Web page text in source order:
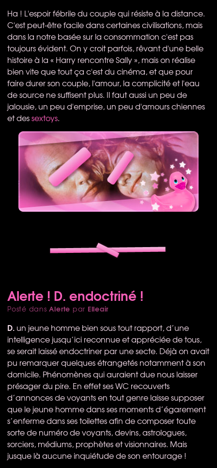
Ha ! L'espoir fébrile du couple qui résiste à la distance.
C'est peut-être facile dans certaines civilisations, mais
dans la notre basée sur la consommation c'est pas
toujours évident. On y croit parfois, rêvant d'une belle
histoire à la « Harry rencontre Sally », mais on réalise
bien vite que tout ça c'est du cinéma, et que pour
faire durer son couple, l'amour, la complicité et l'eau
de source ne suffisent plus. Il faut aussi un peu de
jalousie, un peu d'emprise, un peu d'amours chiennes
et dessextoys.
Alerte ! D. endoctriné !
Posté dansAlerte par Elleair
D. un jeune homme bien sous tout rapport, d’une
intelligence jusqu’ici reconnue et appréciée de tous,
se serait laissé endoctriner par une secte. Déjà on avait
pu remarquer quelques étrangetés notamment à son
domicile. Phénomènes qui auraient due nous laisser
présager du pire. En effet ses WC recouverts
d’annonces de voyants en tout genre laisse supposer
que le jeune homme dans ses moments d’égarement
s’enferme dans ses toilettes afin de composer toute
sorte de numéro de voyants, devins, astrologues,
sorciers, médiums, prophètes et visionnaires. Mais
jusque là aucune inquiétude de son entourage !